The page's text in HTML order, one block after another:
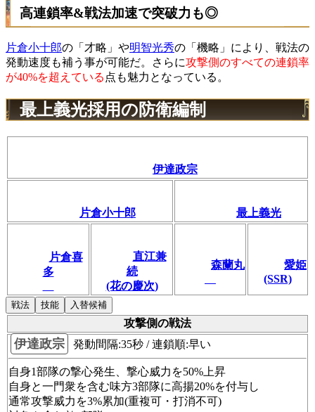
高連鎖率&戦法加速で突破力も◎
片倉小十郎の「才略」や明智光秀の「機略」により、戦法の
発動速度も補う事が可能だ。さらに攻撃側のすべての連鎖率
が40%を超えている 点も魅力となっている。
最上義光採用の防衛編制
伊達政宗
片倉小十郎 最上義光
片倉喜
多
直江兼
続
(花の慶次)
森蘭丸
愛姫
(SSR)
戦法 技能 入替候補
攻撃側の戦法
伊達政宗 発動間隔:35秒 / 連鎖順:早い
自身1部隊の撃心発生、撃心威力を50%上昇
自身と一門衆を含む味方3部隊に高揚20%を付与し
通常攻撃威力を3%累加(重複可・打消不可)